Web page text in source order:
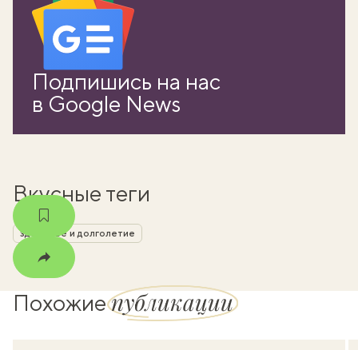
Подпишись на нас
в Google News
Вкусные теги
здоровье и долголетие
Похожиепубликации